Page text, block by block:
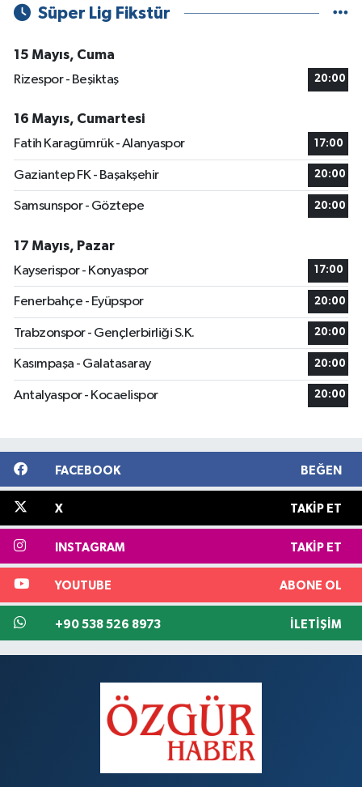
Süper Lig Fikstür
15 Mayıs, Cuma
Rizespor - Beşiktaş
20:00
16 Mayıs, Cumartesi
Fatih Karagümrük - Alanyaspor
17:00
Gaziantep FK - Başakşehir 20:00
Samsunspor - Göztepe 20:00
17 Mayıs, Pazar
Kayserispor - Konyaspor
17:00
Fenerbahçe - Eyüpspor 20:00
Trabzonspor - Gençlerbirliği S.K. 20:00
Kasımpaşa - Galatasaray 20:00
Antalyaspor - Kocaelispor 20:00
FACEBOOK BEĞEN
X TAKIP ET
INSTAGRAM TAKIP ET
YOUTUBE ABONE OL
+90 538 526 8973 İLETIŞIM